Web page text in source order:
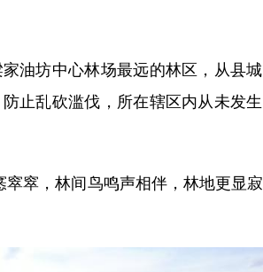
油坊中心林场最远的林区，从县
止乱砍滥伐，所在辖区内从未发
窣，林间鸟鸣声相伴，林地更显